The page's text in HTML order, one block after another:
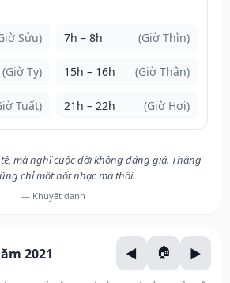
Sửu) 7h – 8h (Giờ Thìn)
(Giờ Tỵ) 15h – 16h (Giờ Thân)
Tuất) 21h – 22h (Giờ Hợi)
mà nghĩ cuộc đời không đáng giá. Thăng
chỉ một nốt nhạc mà thôi.
— Khuyết danh
2021